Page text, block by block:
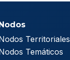
Territoriales
Temáticos